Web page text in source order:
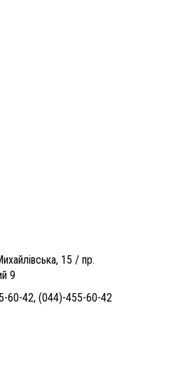
15 / пр.
9
60-42, (044)-455-60-42